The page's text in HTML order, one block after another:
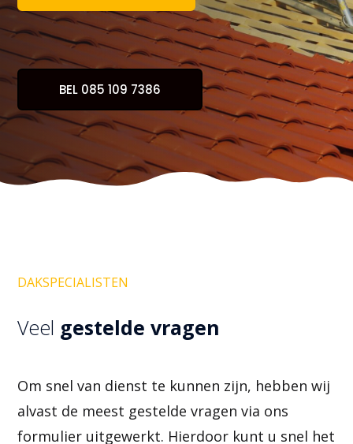
BEL 085 109 7386
DAKSPECIALISTEN
Veel gestelde vragen
Om snel van dienst te kunnen zijn, hebben wij
alvast de meest gestelde vragen via ons
formulier uitgewerkt. Hierdoor kunt u snel het